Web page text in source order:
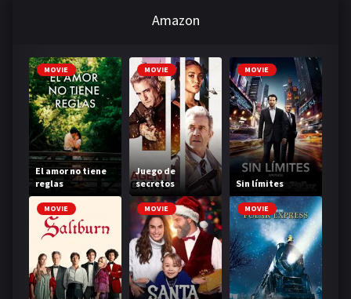
Amazon
MOVIE
El amor no tiene
reglas
MOVIE
Juego de
secretos
MOVIE
Sin límites
MOVIE MOVIE MOVIE